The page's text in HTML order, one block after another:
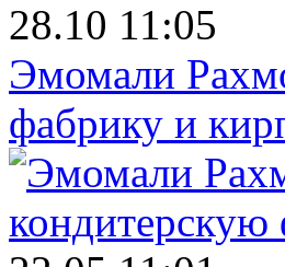
28.10 11:05
Эмомали
фабрику и